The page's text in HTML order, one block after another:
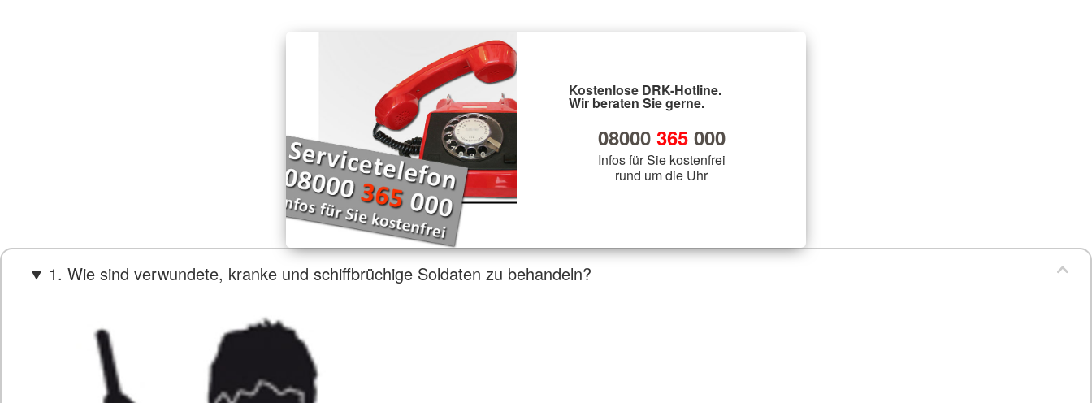
Kostenlose DRK-Hotline.
Wir beraten Sie gerne.
08000 365000
Infos für Sie kostenfrei
rund um die Uhr
1. Wie sind verwundete, kranke und schiffbrüchige Soldaten zu behandeln?